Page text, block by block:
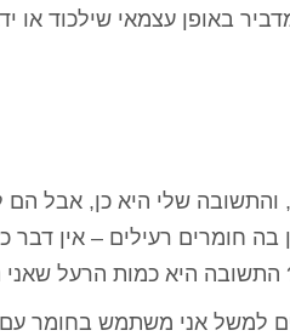
באופן עצמאי שילכוד או
שלי היא כן, אבל הם
חומרים רעילים – אין דבר
התשובה היא כמות הרעל
למשל אני משתמש בחומר עם